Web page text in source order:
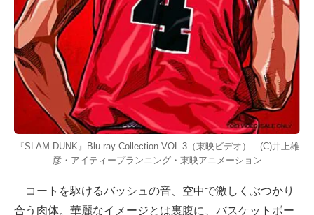
『SLAM DUNK』Blu-ray Collection VOL.3（東映ビデオ） (C)井上雄
彦・アイティープランニング・東映アニメーション
コートを駆けるバッシュの音、空中で激しくぶつかり
合う肉体。華麗なイメージとは裏腹に、バスケットボー